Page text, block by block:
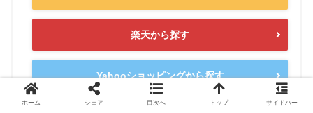
楽天から探す
Yahooショッピングから探す
ホーム シェア 目次へ トップ サイドバー